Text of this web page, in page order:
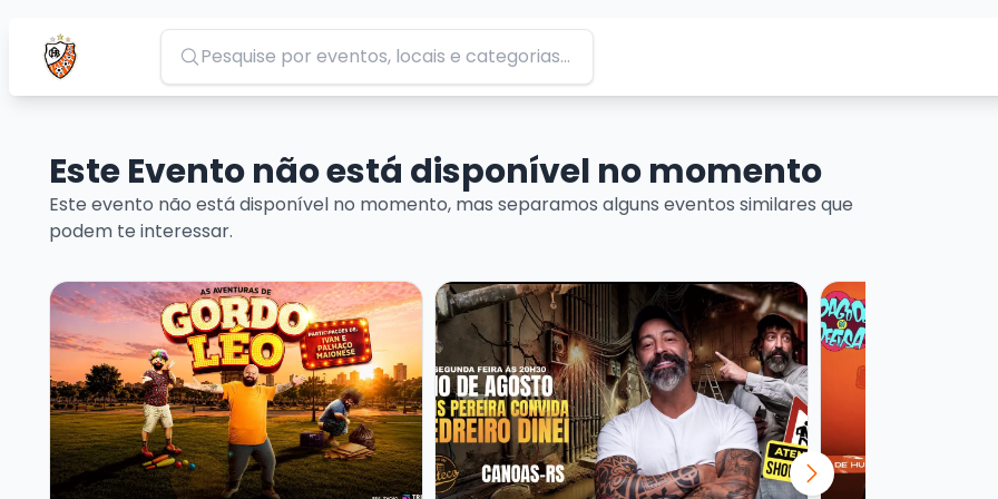
Pesquisar
Este Evento não está disponível no momento
Este evento não está disponível no momento, mas separamos alguns eventos similares que
podem te interessar.
Veja mais sobre AS AVENTURAS DE GORDO LÉOVeja mais sobre CRIS PEREIRA - CONVIDA PEDREIRO DINEI
Veja mais sobre